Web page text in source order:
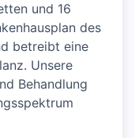
und 16
des
betreibt eine
Unsere
Behandlung